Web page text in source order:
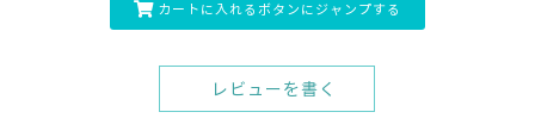
カートに入れるボタンにジャンプする
レビューを書く